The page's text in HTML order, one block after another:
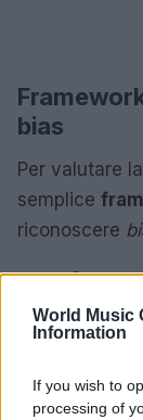
World Music
Information
If you wish to
processing of
bias
Per valutare
semplice
riconoscere
coerente?